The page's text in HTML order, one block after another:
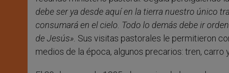
debe ser ya desde aquí en la tierra nuestro único
consumará en el cielo. Todo lo demás debe ir
de Jesús». Sus visitas pastorales le permitieron
medios de la época, algunos precarios: tren,